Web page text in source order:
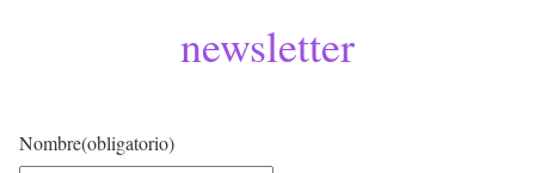
newsletter
Nombre(obligatorio)